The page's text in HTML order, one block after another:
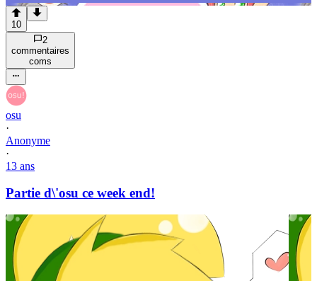
10
2
commentaires
coms
osu
·
Anonyme
·
13 ans
Partie d\'osu ce week end!